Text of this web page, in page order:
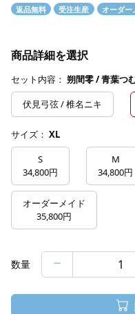
返品無料 受注生産 オーダー
商品詳細を選択
セット内容： 朔間零 / 青葉つ
伏見弓弦 / 椎名ニキ
サイズ： XL
S
34,800円
M
34,800円
オーダーメイド
35,800円
数量